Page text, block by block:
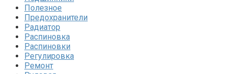
Полезное
Предохранители
Радиатор
Распиновка
Распиновки
Регулировка
Ремонт